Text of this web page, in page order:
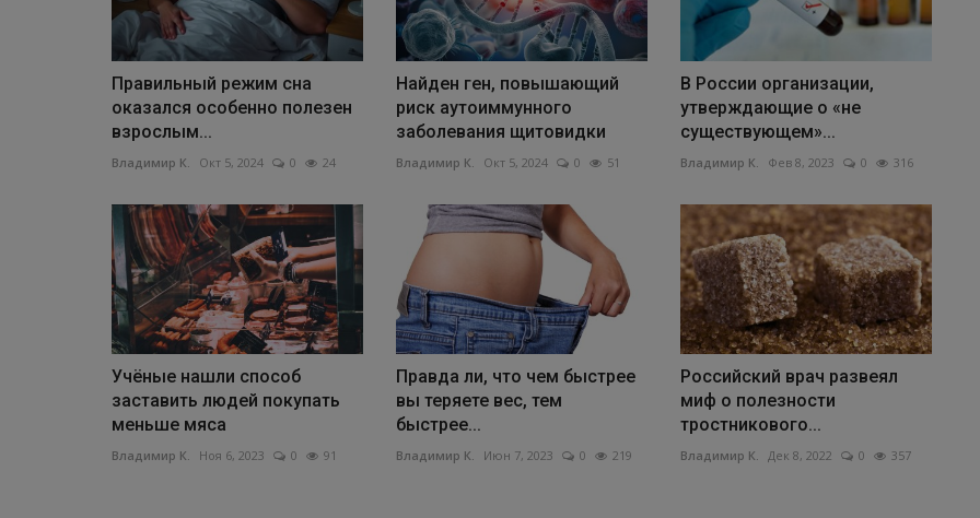
Правильный режим сна
оказался особенно полезен
взрослым...
Владимир К. Окт 5, 2024 0 24
Найден ген, повышающий
риск аутоиммунного
заболевания щитовидки
Владимир К. Окт 5, 2024 0 51
В России организации,
утверждающие о «не
существующем»...
Владимир К. Фев 8, 2023 0 316
Учёные нашли способ
заставить людей покупать
меньше мяса
Владимир К. Ноя 6, 2023 0 91
Правда ли, что чем быстрее
вы теряете вес, тем
быстрее...
Владимир К. Июн 7, 2023 0 219
Российский врач развеял
миф о полезности
тростникового...
Владимир К. Дек 8, 2022 0 357